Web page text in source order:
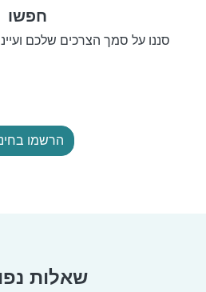
חפשו
סננו על סמך הצרכים שלכם
הרשמו
שאלות